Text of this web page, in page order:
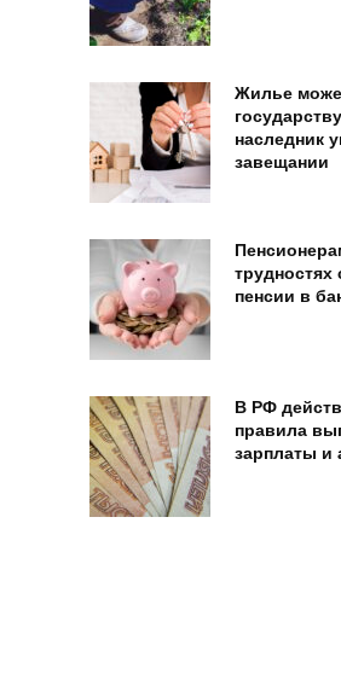
Жилье
наследник
завещании
трудностях
пенсии в
В РФ
правила
зарплаты и